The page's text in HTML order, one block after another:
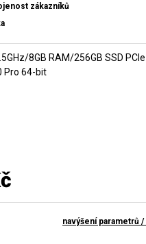
zákazníků
8GB RAM/256GB SSD
Pro 64-bit
navýšení parametrů